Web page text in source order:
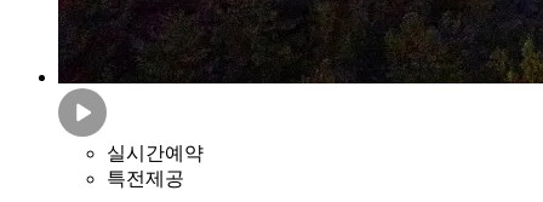
실시간예약
특전제공